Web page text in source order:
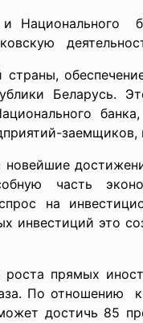
Национального
Беларусь.
заемщиков,
часть
на
инвестиций это
прямых
По отношению
достичь 85